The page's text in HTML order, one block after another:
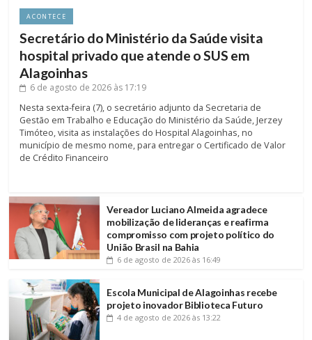
ACONTECE
Secretário do Ministério da Saúde visita
hospital privado que atende o SUS em
Alagoinhas
6 de agosto de 2026 às 17:19
Nesta sexta-feira (7), o secretário adjunto da Secretaria de
Gestão em Trabalho e Educação do Ministério da Saúde, Jerzey
Timóteo, visita as instalações do Hospital Alagoinhas, no
município de mesmo nome, para entregar o Certificado de Valor
de Crédito Financeiro
Vereador Luciano Almeida agradece
mobilização de lideranças e reafirma
compromisso com projeto político do
União Brasil na Bahia
6 de agosto de 2026 às 16:49
Escola Municipal de Alagoinhas recebe
projeto inovador Biblioteca Futuro
4 de agosto de 2026 às 13:22